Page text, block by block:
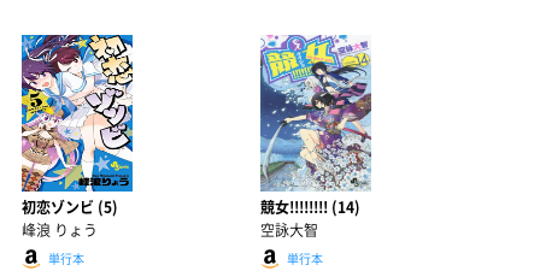
初恋ゾンビ (5)
峰浪 りょう
単行本
競女!!!!!!!! (14)
空詠大智
単行本